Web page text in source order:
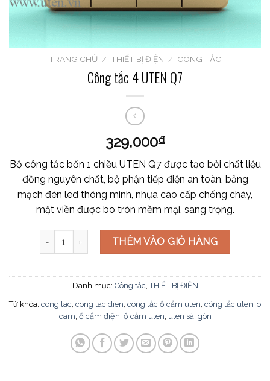
TRANG CHỦ / THIẾT BỊ ĐIỆN / CÔNG TẮC
Công tắc 4 UTEN Q7
329,000₫
Bộ công tắc bốn 1 chiều UTEN Q7 được tạo bởi chất liệu
đồng nguyên chất, bộ phận tiếp điện an toàn, bảng
mạch đèn led thông minh, nhựa cao cấp chống cháy,
mặt viền được bo tròn mềm mại, sang trọng.
Công tắc 4 UTEN Q7 số lượngTHÊM VÀO GIỎ HÀNG
Danh mục: Công tắc,THIẾT BỊ ĐIỆN
Từ khóa: cong tac, cong tac dien, công tắc ổ cắm uten, công tắc uten, o
cam, ổ cắm điện, ổ cắm uten, uten sài gòn